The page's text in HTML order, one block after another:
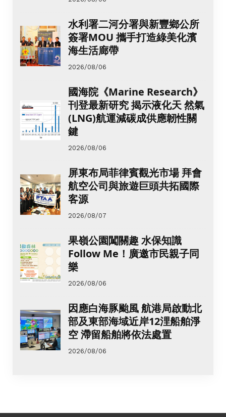
水利署二河分署與新豐鄉公所
簽署MOU 攜手打造綠美化濱
海生活廊帶
2026/08/06
國海院《Marine Research》
刊登最新研究 揭示液化天 然氣
(LNG)航運減碳成供應韌性關
鍵
2026/08/06
屏東布局菲律賓觀光市場 拜會
航空公司與旅遊巨頭共拓國際
客源
2026/08/07
果嶺公園闖關趣 水保知識
Follow Me！廣邀市民親子同
樂
2026/08/06
因應白海豚颱風 航港局啟動北
部及東部海域近岸12浬船舶淨
空 滯留船舶將依法處置
2026/08/06